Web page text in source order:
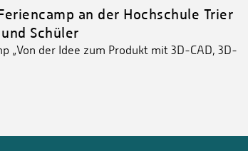
an der Hochschule Trier
Schüler
„Von der Idee zum Produkt mit 3D-CAD, 3D-